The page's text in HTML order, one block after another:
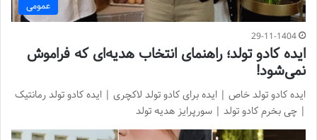
عمومی
29-11-1404
ایده کادو تولد؛ راهنمای انتخاب هدیه‌ای که فراموش
نمی‌شود!
ایده کادو تولد خاص | ایده برای کادو تولد لاکچری | ایده کادو تولد رمانتیک
| چی بخرم کادو تولد | سورپرایز هدیه تولد